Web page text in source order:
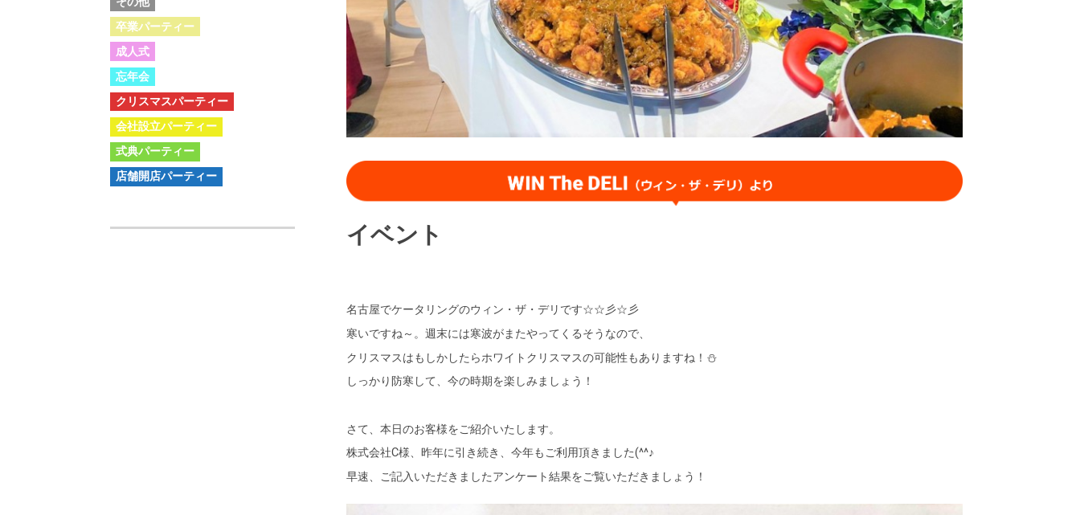
イベント
名古屋でケータリングのウィン・ザ・デリです☆☆彡☆彡
寒いですね～。週末には寒波がまたやってくるそうなので、
クリスマスはもしかしたらホワイトクリスマスの可能性もありますね！⛄
しっかり防寒して、今の時期を楽しみましょう！
さて、本日のお客様をご紹介いたします。
株式会社C様、昨年に引き続き、今年もご利用頂きました(^^♪
早速、ご記入いただきましたアンケート結果をご覧いただきましょう！
卒業パーティー
成人式
忘年会
クリスマスパーティー
会社設立パーティー
式典パーティー
店舗開店パーティー